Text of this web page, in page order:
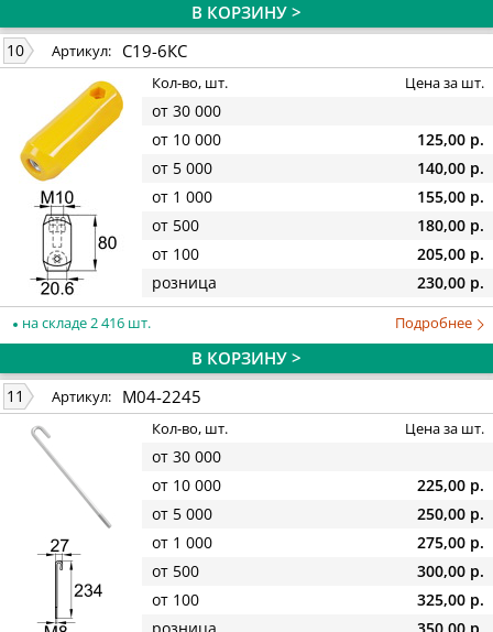
В КОРЗИНУ >
10 Артикул: С19-6КС
Кол-во, шт. Цена за шт.
от 30 000
от 10 000
125,00 р.
от 5 000
140,00 р.
от 1 000
155,00 р.
от 500
180,00 р.
от 100
205,00 р.
розница
230,00 р.
на складе 2 416 шт. Подробнее
В КОРЗИНУ >
11 Артикул: M04-2245
Кол-во, шт. Цена за шт.
от 30 000
от 10 000
225,00 р.
от 5 000
250,00 р.
от 1 000
275,00 р.
от 500
300,00 р.
от 100
325,00 р.